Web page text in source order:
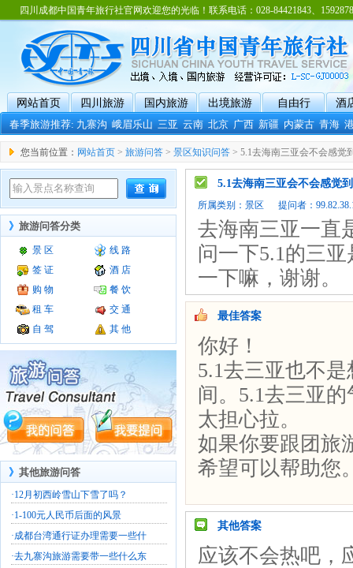
四川成都中国青年旅行社官网欢迎您的光临！联系电话：028-84421843、
网站首页 四川旅游 国内旅游 出境旅游 自由行
酒
春季旅游推荐:九寨沟 峨眉乐山 三亚 云南 北京 广西 新疆 内蒙古 青海
您当前位置： 网站首页 > 旅游问答 > 景区知识问答 > 5.1去海南三亚会不会感觉
》 旅游问答分类
景 区
线 路
签 证
酒 店
购 物
餐 饮
租 车
交 通
自 驾
其 他
》 其他旅游问答
·12月初西岭雪山下雪了吗？
·1-100元人民币后面的风景
·成都台湾通行证办理需要一些什
·去九寨沟旅游需要带一些什么东
5.1去海南三亚会不会感觉
所属类别： 景区 提问者：
去海南三亚一直
问一下5.1的三
一下嘛，谢谢。
最佳答案
你好！
5.1去三亚也不
间。5.1去三亚
太担心拉。
如果你要跟团旅
希望可以帮助您
其他答案
应该不会热吧，